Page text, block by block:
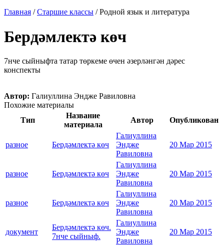
Главная /Старшие классы /Родной язык и литература
Бердәмлектә көч
7нче сыйныфта татар төркеме өчен әзерләнгән дәрес
конспекты
Автор: Галиуллина Эндже Равиловна
Похожие материалы
Тип
Название
материала
Автор Опубликован
разное Бердәмлектә көч
Галиуллина
Эндже
Равиловна
20 Мар 2015
разное Бердәмлектә көч
Галиуллина
Эндже
Равиловна
20 Мар 2015
разное Бердәмлектә көч
Галиуллина
Эндже
Равиловна
20 Мар 2015
документ
Бердәмлектә көч.
7нче сыйныф.
Галиуллина
Эндже
Равиловна
20 Мар 2015